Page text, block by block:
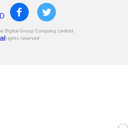
Digital Group Company Limited.
All rights reserved